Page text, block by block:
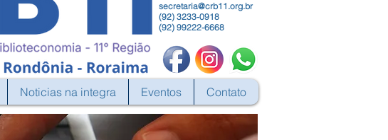
secretaria@crb11.org.br
(92) 3233-0918
(92) 99222-6668
Noticias na integra Eventos Contato